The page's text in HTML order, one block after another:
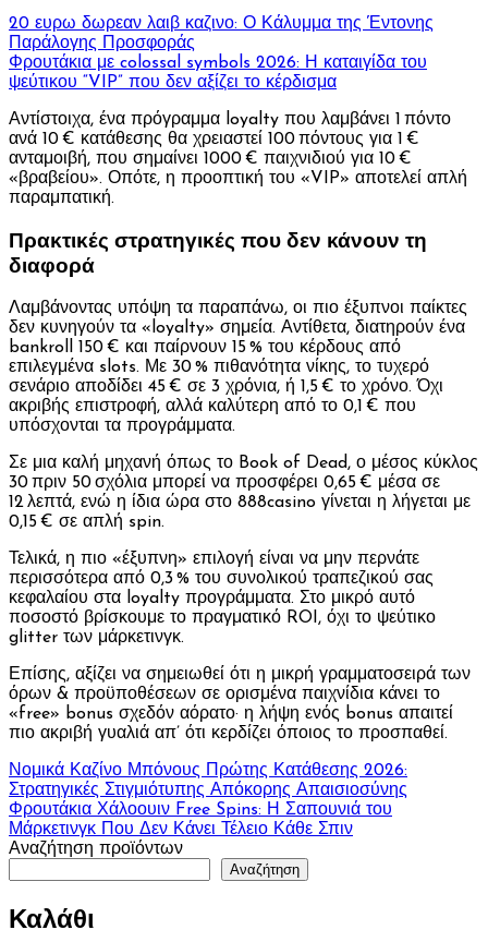
20 ευρω δωρεαν λαιβ καζινο: Ο Κάλυμμα της Έντονης
Παράλογης Προσφοράς
Φρουτάκια με colossal symbols 2026: Η καταιγίδα του
ψεύτικου “VIP” που δεν αξίζει το κέρδισμα
Αντίστοιχα, ένα πρόγραμμα loyalty που λαμβάνει 1 πόντο
ανά 10 € κατάθεσης θα χρειαστεί 100 πόντους για 1 €
ανταμοιβή, που σημαίνει 1000 € παιχνιδιού για 10 €
«βραβείου». Οπότε, η προοπτική του «VIP» αποτελεί απλή
παραμπατική.
Πρακτικές στρατηγικές που δεν κάνουν τη
διαφορά
Λαμβάνοντας υπόψη τα παραπάνω, οι πιο έξυπνοι παίκτες
δεν κυνηγούν τα «loyalty» σημεία. Αντίθετα, διατηρούν ένα
bankroll 150 € και παίρνουν 15 % του κέρδους από
επιλεγμένα slots. Με 30 % πιθανότητα νίκης, το τυχερό
σενάριο αποδίδει 45 € σε 3 χρόνια, ή 1,5 € το χρόνο. Όχι
ακριβής επιστροφή, αλλά καλύτερη από το 0,1 € που
υπόσχονται τα προγράμματα.
Σε μια καλή μηχανή όπως το Book of Dead, ο μέσος κύκλος
30 πριν 50 σχόλια μπορεί να προσφέρει 0,65 € μέσα σε
12 λεπτά, ενώ η ίδια ώρα στο 888casino γίνεται η λήγεται με
0,15 € σε απλή spin.
Τελικά, η πιο «έξυπνη» επιλογή είναι να μην περνάτε
περισσότερα από 0,3 % του συνολικού τραπεζικού σας
κεφαλαίου στα loyalty προγράμματα. Στο μικρό αυτό
ποσοστό βρίσκουμε το πραγματικό ROI, όχι το ψεύτικο
glitter των μάρκετινγκ.
Επίσης, αξίζει να σημειωθεί ότι η μικρή γραμματοσειρά των
όρων & προϋποθέσεων σε ορισμένα παιχνίδια κάνει το
«free» bonus σχεδόν αόρατο· η λήψη ενός bonus απαιτεί
πιο ακριβή γυαλιά απ’ ότι κερδίζει όποιος το προσπαθεί.
Πλοήγηση
άρθρων
Νομικά Καζίνο Μπόνους Πρώτης Κατάθεσης 2026:
Στρατηγικές Στιγμιότυπης Απόκορης Απαισιοσύνης
Φρουτάκια Χάλοουιν Free Spins: Η Σαπουνιά του
Μάρκετινγκ Που Δεν Κάνει Τέλειο Κάθε Σπιν
Αναζήτηση προϊόντων
Αναζήτηση
Καλάθι